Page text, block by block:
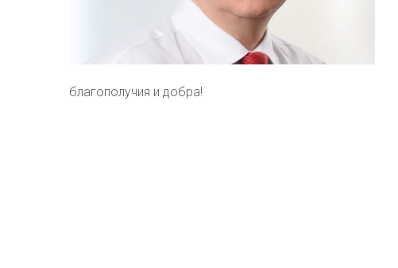
благополучия и добра!